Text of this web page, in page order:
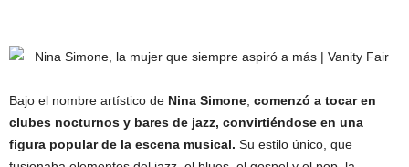
Bajo el nombre artístico de Nina Simone comenzó a tocar en
clubes nocturnos y bares de jazz, convirtiéndose en una
figura popular de la escena musical. Su estilo único, que